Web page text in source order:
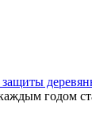
годом